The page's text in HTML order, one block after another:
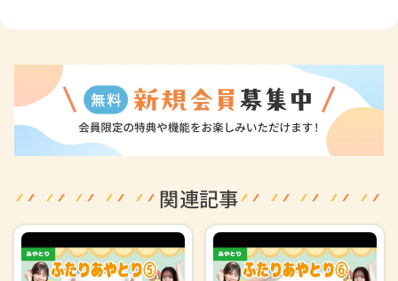
関連記事